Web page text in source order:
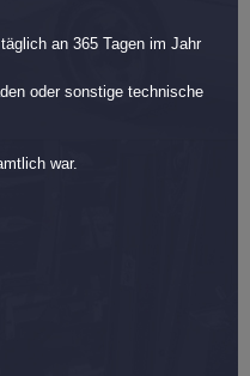
an 365 Tagen im Jahr
oder sonstige technische
war.